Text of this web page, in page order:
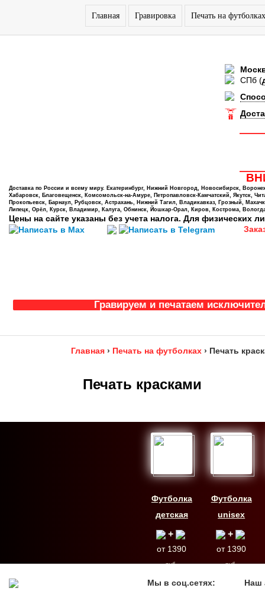
Главная Гравировка Печать на футболках
СПб (
Доставка по России и всему миру. Екатеринбург, Нижний Новгород, Новосибирск,
Хабаровск, Благовещенск, Комсомольск-на-Амуре, Петропавловск-Камчатский, Якутск,
Прокопьевск, Барнаул, Рубцовск, Астрахань, Нижний Тагил, Владикавказ, Грозный,
Липецк, Орёл, Курск, Владимир, Калуга, Обнинск, Йошкар-Орал, Киров, Кострома,
Цены на сайте указаны без учета налога. Для физических
Гравируем и печатаем
Главная › Печать на футболках › Печать
Печать красками
Футболка
детская
+
от 1390
руб.
Футболка
unisex
+
от 1390
руб.
Мы в соц.сетях:
Наш